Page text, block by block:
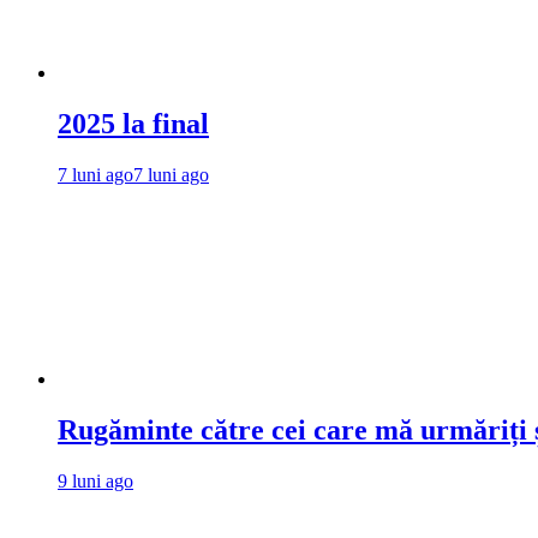
2025 la final
7 luni ago7 luni ago
Rugăminte către cei care mă urmăriți
9 luni ago